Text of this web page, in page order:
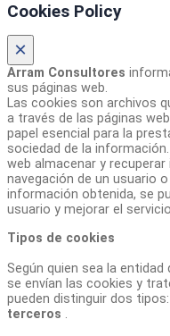
Cookies Policy
×
Arram Consultores
sus páginas web.
Las cookies son archivos
a través de las páginas
papel esencial para la
sociedad de la
web almacenar y
navegación de un usuario
información obtenida, se
usuario y mejorar el
Tipos de cookies
Según quien sea la
se envían las cookies y
pueden distinguir dos tipos:
terceros .